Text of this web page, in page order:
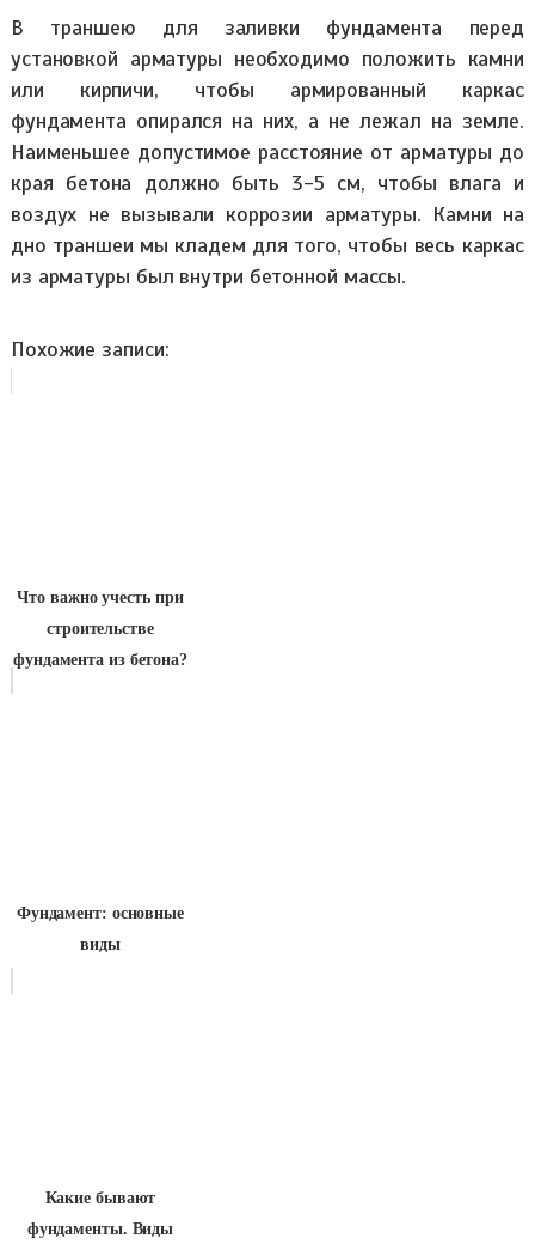
В траншею для заливки фундамента перед
установкой арматуры необходимо положить камни
или кирпичи, чтобы армированный каркас
фундамента опирался на них, а не лежал на земле.
Наименьшее допустимое расстояние от арматуры до
края бетона должно быть 3-5 см, чтобы влага и
воздух не вызывали коррозии арматуры. Камни на
дно траншеи мы кладем для того, чтобы весь каркас
из арматуры был внутри бетонной массы.
Похожие записи:
Что важно учесть при
строительстве
фундамента из бетона?
Фундамент: основные
виды
Какие бывают
фундаменты. Виды